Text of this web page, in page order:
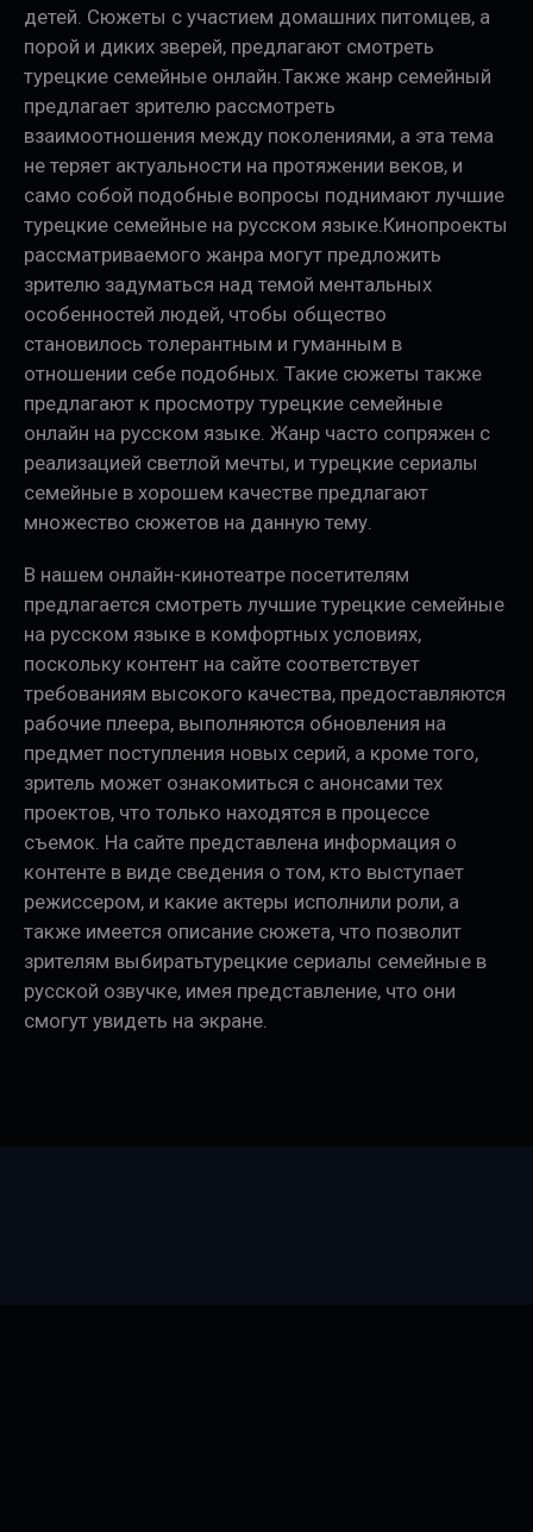
детей. Сюжеты с участием домашних питомцев, а
порой и диких зверей, предлагают смотреть
турецкие семейные онлайн.Также жанр семейный
предлагает зрителю рассмотреть
взаимоотношения между поколениями, а эта тема
не теряет актуальности на протяжении веков, и
само собой подобные вопросы поднимают лучшие
турецкие семейные на русском языке.Кинопроекты
рассматриваемого жанра могут предложить
зрителю задуматься над темой ментальных
особенностей людей, чтобы общество
становилось толерантным и гуманным в
отношении себе подобных. Такие сюжеты также
предлагают к просмотру турецкие семейные
онлайн на русском языке. Жанр часто сопряжен с
реализацией светлой мечты, и турецкие сериалы
семейные в хорошем качестве предлагают
множество сюжетов на данную тему.
В нашем онлайн-кинотеатре посетителям
предлагается смотреть лучшие турецкие семейные
на русском языке в комфортных условиях,
поскольку контент на сайте соответствует
требованиям высокого качества, предоставляются
рабочие плеера, выполняются обновления на
предмет поступления новых серий, а кроме того,
зритель может ознакомиться с анонсами тех
проектов, что только находятся в процессе
съемок. На сайте представлена информация о
контенте в виде сведения о том, кто выступает
режиссером, и какие актеры исполнили роли, а
также имеется описание сюжета, что позволит
зрителям выбиратьтурецкие сериалы семейные в
русской озвучке, имея представление, что они
смогут увидеть на экране.